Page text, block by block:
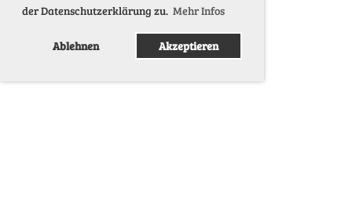
der Datenschutzerklärung zu. Mehr Infos
Ablehnen Akzeptieren